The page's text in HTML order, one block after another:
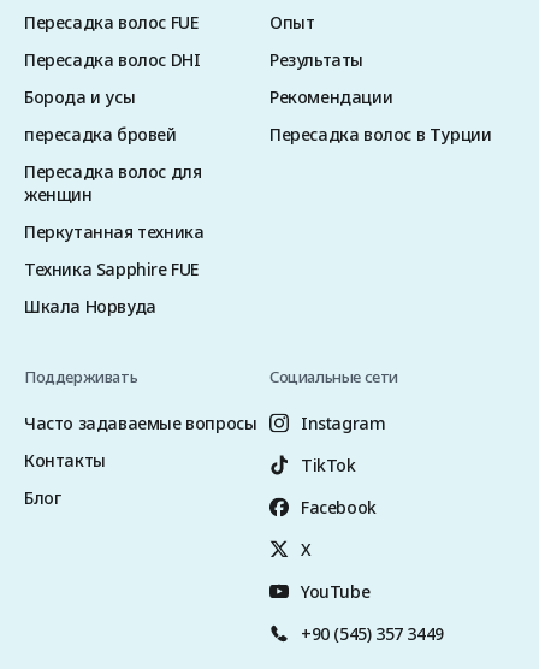
Пересадка волос FUE
Пересадка волос DHI
Борода и усы
пересадка бровей
Пересадка волос для
женщин
Перкутанная техника
Техника Sapphire FUE
Шкала Норвуда
Опыт
Результаты
Рекомендации
Пересадка волос в Турции
Поддерживать
Часто задаваемые вопросы
Контакты
Блог
Социальные сети
Instagram
TikTok
Facebook
X
YouTube
+90 (545) 357 3449